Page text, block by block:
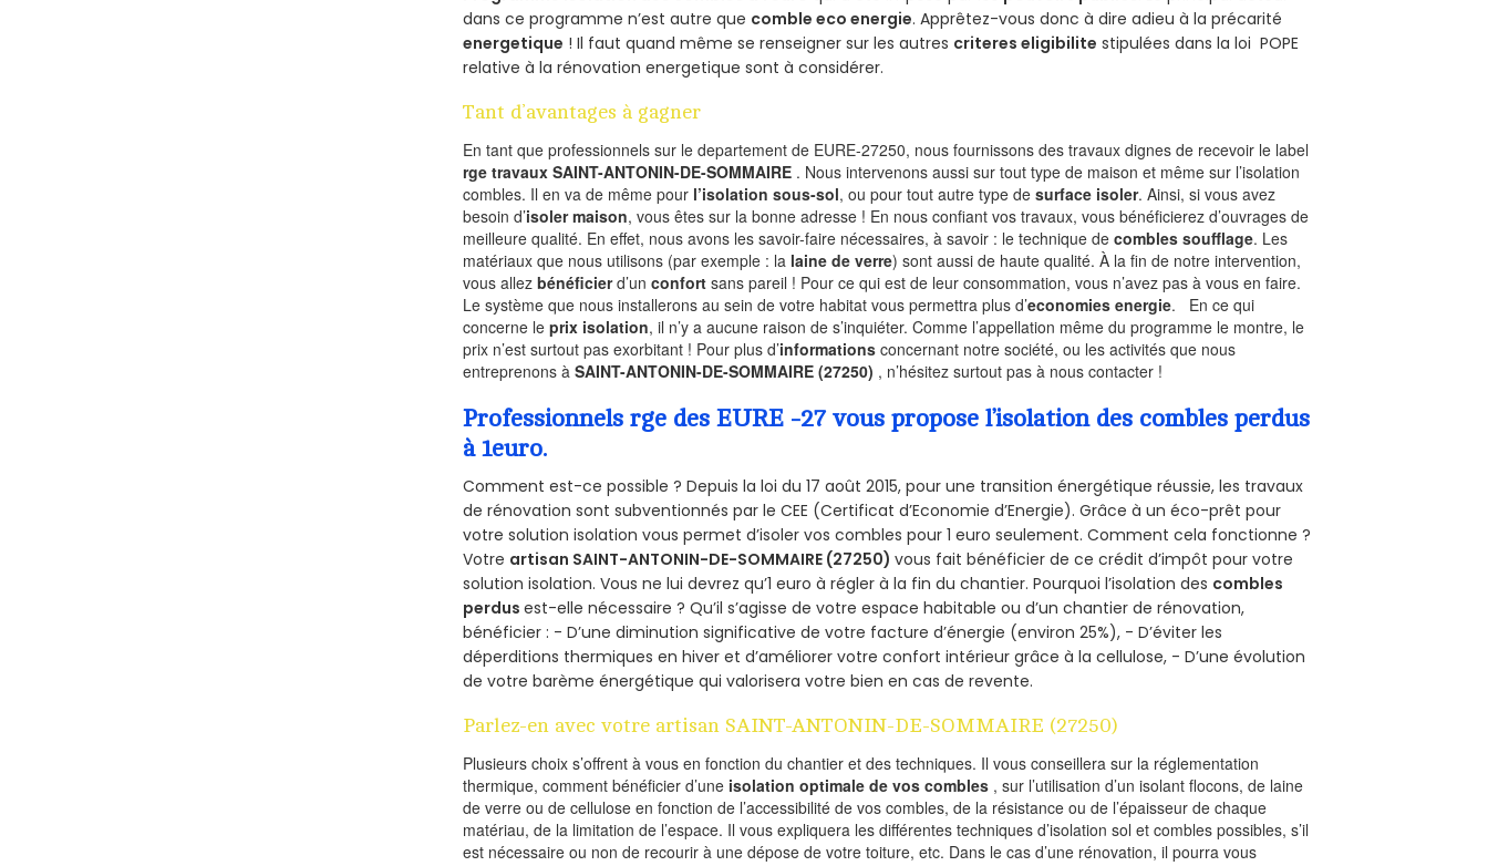
dans ce programme n’est autre que comble eco energie. Apprêtez-vous donc à dire adieu à la précarité
energetique ! Il faut quand même se renseigner sur les autres criteres eligibilite stipulées dans la loi POPE
relative à la rénovation energetique sont à considérer.
Tant d’avantages à gagner
En tant que professionnels sur le departement de EURE-27250, nous fournissons des travaux dignes de recevoir le label
rge travaux SAINT-ANTONIN-DE-SOMMAIRE . Nous intervenons aussi sur tout type de maison et même sur l’isolation
combles. Il en va de même pour l’isolation sous-sol, ou pour tout autre type desurface isoler. Ainsi, si vous avez
besoin d’isoler maison, vous êtes sur la bonne adresse ! En nous confiant vos travaux, vous bénéficierez d’ouvrages de
meilleure qualité. En effet, nous avons les savoir-faire nécessaires, à savoir : le technique decombles soufflage. Les
matériaux que nous utilisons (par exemple : la laine de verre) sont aussi de haute qualité. À la fin de notre intervention,
vous allezbénéficierd’unconfort sans pareil ! Pour ce qui est de leur consommation, vous n’avez pas à vous en faire.
Le système que nous installerons au sein de votre habitat vous permettra plus d’economies energie. En ce qui
concerne leprix isolation, il n’y a aucune raison de s’inquiéter. Comme l’appellation même du programme le montre, le
prix n’est surtout pas exorbitant ! Pour plus d’informations concernant notre société, ou les activités que nous
entreprenons àSAINT-ANTONIN-DE-SOMMAIRE (27250) , n’hésitez surtout pas à nous contacter !
Professionnels rge des EURE -27 vous propose l’isolation des combles perdus
à 1euro.
Comment est-ce possible ? Depuis la loi du 17 août 2015, pour une transition énergétique réussie, les travaux
de rénovation sont subventionnés par le CEE (Certificat d’Economie d’Energie). Grâce à un éco-prêt pour
votre solution isolation vous permet d’isoler vos combles pour 1 euro seulement. Comment cela fonctionne ?
Votre artisan SAINT-ANTONIN-DE-SOMMAIRE (27250)vous fait bénéficier de ce crédit d’impôt pour votre
solution isolation. Vous ne lui devrez qu’1 euro à régler à la fin du chantier. Pourquoi l’isolation des combles
perdusest-elle nécessaire ? Qu’il s’agisse de votre espace habitable ou d’un chantier de rénovation,
bénéficier : - D’une diminution significative de votre facture d’énergie (environ 25%), - D’éviter les
déperditions thermiques en hiver et d’améliorer votre confort intérieur grâce à la cellulose, - D’une évolution
de votre barème énergétique qui valorisera votre bien en cas de revente.
Parlez-en avec votre artisan SAINT-ANTONIN-DE-SOMMAIRE (27250)
Plusieurs choix s’offrent à vous en fonction du chantier et des techniques. Il vous conseillera sur la réglementation
thermique, comment bénéficier d’une isolation optimale de vos combles , sur l’utilisation d’un isolant flocons, de laine
de verre ou de cellulose en fonction de l’accessibilité de vos combles, de la résistance ou de l’épaisseur de chaque
matériau, de la limitation de l’espace. Il vous expliquera les différentes techniques d’isolation sol et combles possibles, s’il
est nécessaire ou non de recourir à une dépose de votre toiture, etc. Dans le cas d’une rénovation, il pourra vous